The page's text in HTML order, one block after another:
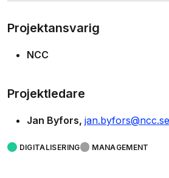
Projektansvarig
NCC
Projektledare
Jan Byfors jan.byfors@ncc.se
DIGITALISERING MANAGEMENT